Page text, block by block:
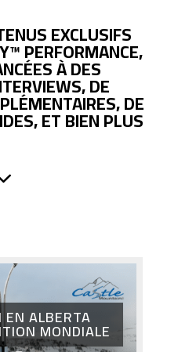
EXCLUSIFS
PERFORMANCE,
À DES
DE
DE
ET BIEN PLUS
EN ALBERTA
MONDIALE